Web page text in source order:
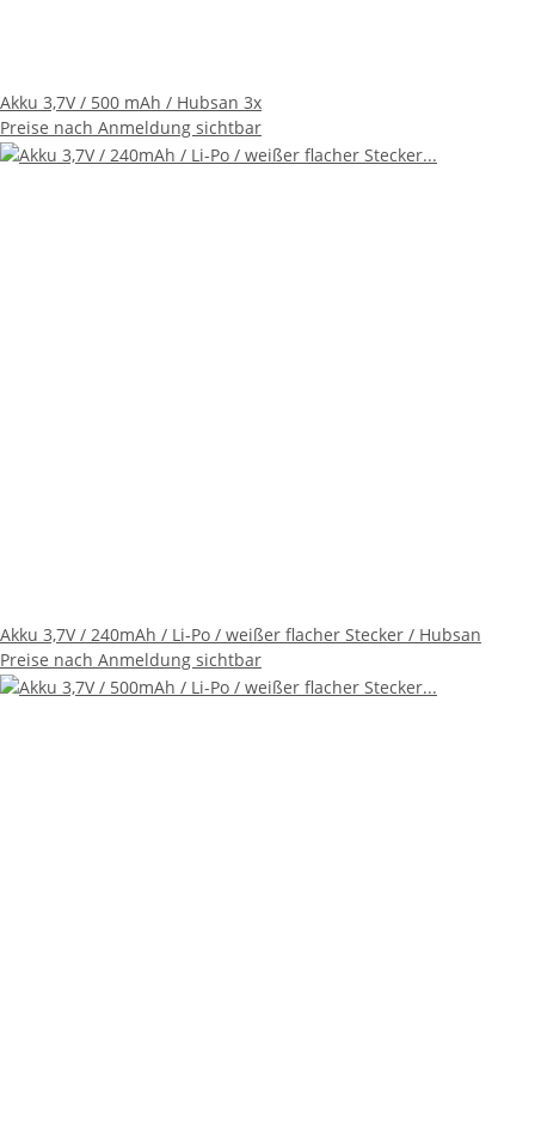
Akku 3,7V / 500 mAh / Hubsan 3x
Preise nach Anmeldung sichtbar
Akku 3,7V / 240mAh / Li-Po / weißer flacher Stecker / Hubsan
Preise nach Anmeldung sichtbar